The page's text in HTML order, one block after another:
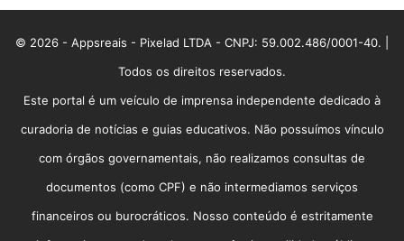
© 2026 - Appsreais - Pixelad LTDA - CNPJ: 59.002.486/0001-40. |
Todos os direitos reservados.
Este portal é um veículo de imprensa independente dedicado à
curadoria de notícias e guias educativos. Não possuímos vínculo
com órgãos governamentais, não realizamos consultas de
documentos (como CPF) e não intermediamos serviços
financeiros ou burocráticos. Nosso conteúdo é estritamente